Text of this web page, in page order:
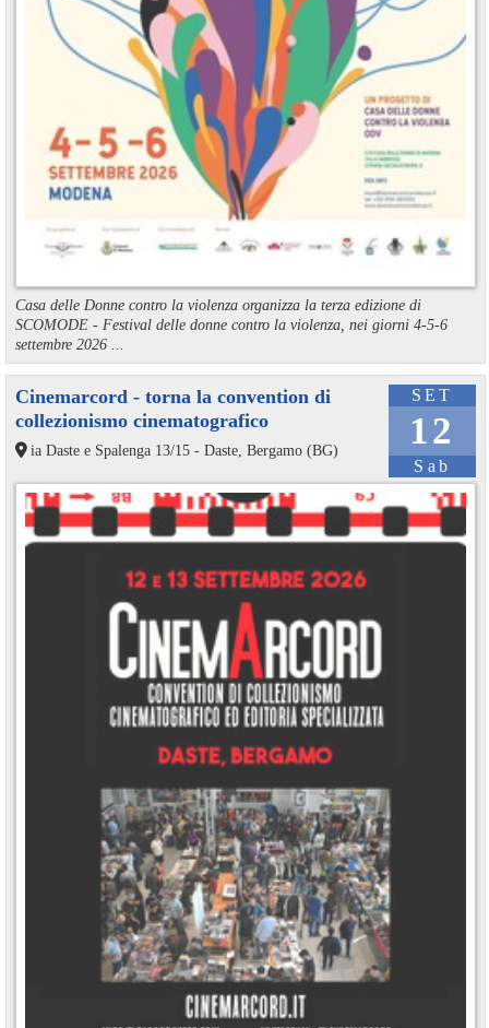
Casa delle Donne contro la violenza organizza la terza edizione di
SCOMODE - Festival delle donne contro la violenza, nei giorni 4-5-6
settembre 2026 ...
SET
12
Sab
Cinemarcord - torna la convention di
collezionismo cinematografico
ia Daste e Spalenga 13/15 - Daste, Bergamo (BG)